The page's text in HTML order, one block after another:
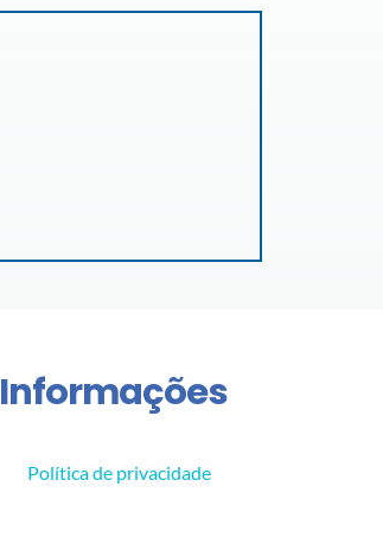
Informações
Política de privacidade